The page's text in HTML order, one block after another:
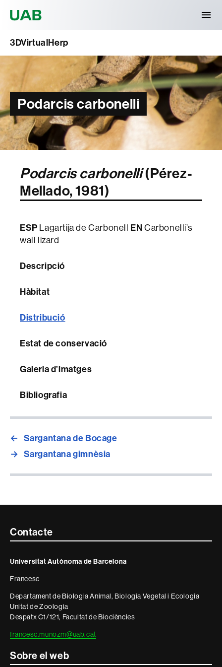
3DVirtualHerp
Podarcis carbonelli
Podarcis carbonelli(Pérez-
Mellado, 1981)
ESP Lagartija de Carbonell ENCarbonelli’s
wall lizard
Descripció
Hàbitat
Distribució
Estat de conservació
Galeria d’imatges
Bibliografia
← Sargantana de Bocage
→ Sargantana gimnèsia
Contacte
informació
legal
Contacte
Universitat Autònoma de Barcelona
Francesc
Departament de Biologia Animal, Biologia Vegetal i Ecologia
Unitat de Zoologia
Despatx C1/121, Facultat de Biociències
francesc.munozm@uab.cat
Sobre el web